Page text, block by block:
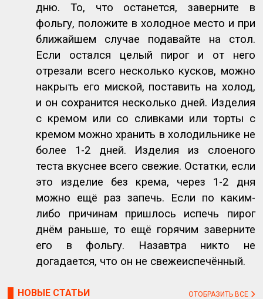
дню. То, что останется, заверните в
фольгу, положите в холодное место и при
ближайшем случае подавайте на стол.
Если остался целый пирог и от него
отрезали всего несколько кусков, можно
накрыть его миской, поставить на холод,
и он сохранится несколько дней. Изделия
с кремом или со сливками или торты с
кремом можно хранить в холодильнике не
более 1-2 дней. Изделия из слоеного
теста вкуснее всего свежие. Остатки, если
это изделие без крема, через 1-2 дня
можно ещё раз запечь. Если по каким-
либо причинам пришлось испечь пирог
днём раньше, то ещё горячим заверните
его в фольгу. Назавтра никто не
догадается, что он не свежеиспечённый.
НОВЫЕ СТАТЬИ ОТОБРАЗИТЬ ВСЕ